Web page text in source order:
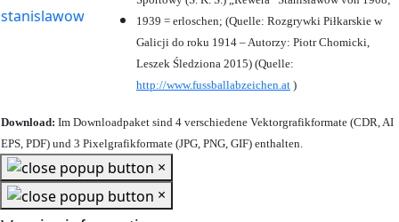
1939 = erloschen; (Quelle: Rozgrywki Piłkarskie w
Galicji do roku 1914 – Autorzy: Piotr Chomicki,
Leszek Śledziona 2015) (Quelle:
http://www.fussballabzeichen.at )
Download: Im Downloadpaket sind 4 verschiedene Vektorgrafikformate (CDR, AI
EPS, PDF) und 3 Pixelgrafikformate (JPG, PNG, GIF) enthalten.
×
×